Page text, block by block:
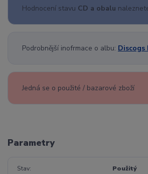
Hodnocení stavu CD a obalu
Podrobnější inofrmace o albu: Discogs
Jedná se o použité / bazarové zboží
Parametry
Stav Použitý